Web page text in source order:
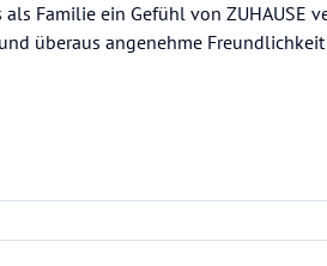
Familie ein Gefühl von ZUHAUSE
überaus angenehme